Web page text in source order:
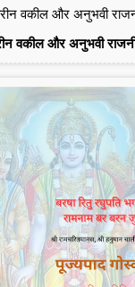
वकील और अनुभवी